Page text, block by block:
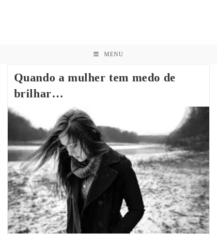
MENU
Quando a mulher tem medo de
brilhar…